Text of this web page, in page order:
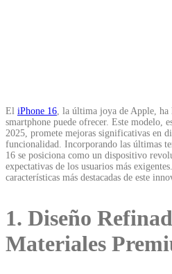
El iPhone 16, la última joya de Apple,
smartphone puede ofrecer. Este modelo,
2025, promete mejoras significativas en
funcionalidad. Incorporando las últimas
16 se posiciona como un dispositivo
expectativas de los usuarios más
características más destacadas de este
1. Diseño
Materiales